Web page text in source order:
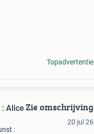
Topadvertentie
Alice
:
Zie omschrijving
20 jul 26